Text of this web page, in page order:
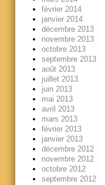
février 2014
janvier 2014
décembre 2013
novembre 2013
octobre 2013
septembre 2013
août 2013
juillet 2013
juin 2013
mai 2013
avril 2013
mars 2013
février 2013
janvier 2013
décembre 2012
novembre 2012
octobre 2012
septembre 2012